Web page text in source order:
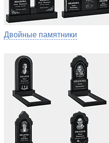
Двойные памятники